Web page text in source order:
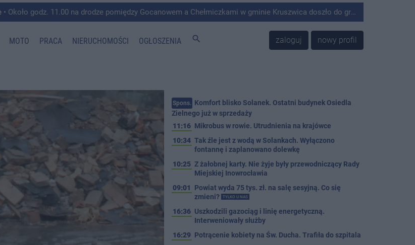
• Około godz. 11.00 na drodze pomiędzy Gocanowem a Chełmiczkami w gminie Kruszwica doszło do groźnie wyglądającego zdarzenia.
MOTO PRACA NIERUCHOMOŚCI OGŁOSZENIA search zaloguj nowy profil
Spons. Komfort blisko Solanek. Ostatni budynek Osiedla
Zielnego już w sprzedaży
11:16 Mikrobus w rowie. Utrudnienia na krajówce
10:34 Tak źle jest z wodą w Solankach. Wyłączono
fontannę i zaplanowano dolewkę
10:25 Z żałobnej karty. Nie żyje były przewodniczący Rady
Miejskiej Inowrocławia
09:01
Powiat wyda 75 tys. zł. na salę sesyjną. Co się
zmieni?
TYLKO U NAS
16:36 Uszkodzili gazociąg i linię energetyczną.
Interweniowały służby
16:29 Potrącenie kobiety na Św. Ducha. Trafiła do szpitala